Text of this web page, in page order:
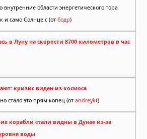
области энергетического тора
и само Солнце с (от бодр)
в Луну на скорости 8700 километров в час
кризис виден из космоса
стало это прям копец (от andreykt)
корабли стали видны в Дунае из-за
воды